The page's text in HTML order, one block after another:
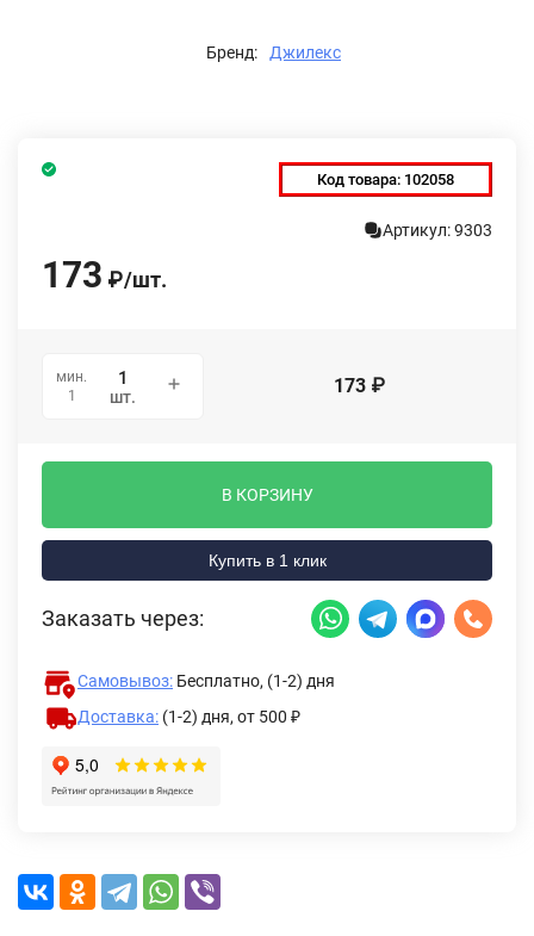
Бренд: Джилекс
Код товара: 102058
Артикул: 9303
173 ₽/шт.
мин.
1
шт. 173 ₽
В КОРЗИНУ
Купить в 1 клик
Заказать через:
Самовывоз: Бесплатно, (1-2) дня
Доставка: (1-2) дня, от 500 ₽